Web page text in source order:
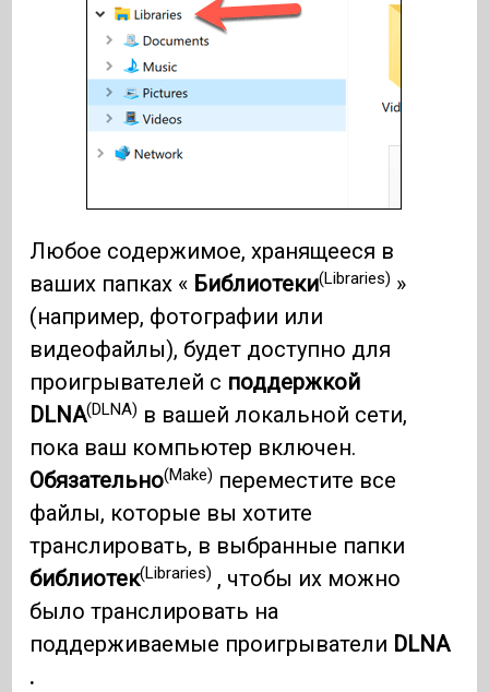
Любое содержимое, хранящееся в
ваших папках « Библиотеки(Libraries) »
(например, фотографии или
видеофайлы), будет доступно для
проигрывателей с поддержкой
DLNA(DLNA) в вашей локальной сети,
пока ваш компьютер включен.
Обязательно(Make) переместите все
файлы, которые вы хотите
транслировать, в выбранные папки
библиотек(Libraries) , чтобы их можно
было транслировать на
поддерживаемые проигрыватели DLNA
.